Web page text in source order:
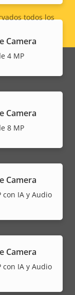
Camera
4 MP
Camera
8 MP
Camera
con IA y Audio
Camera
con IA y Audio
todos los